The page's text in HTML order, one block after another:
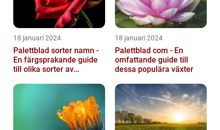
18 januari 2024
Palettblad sorter namn -
En färgsprakande guide
till olika sorter av
18 januari 2024
Palettblad com - En
omfattande guide till
dessa populära växter